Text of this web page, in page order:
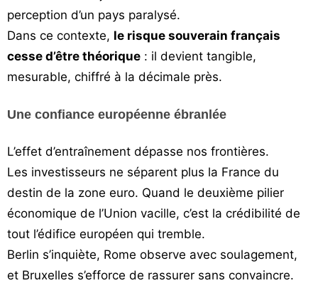
perception d’un pays paralysé.
Dans ce contexte, le risque souverain français
cesse d’être théorique : il devient tangible,
mesurable, chiffré à la décimale près.
Une confiance européenne ébranlée
L’effet d’entraînement dépasse nos frontières.
Les investisseurs ne séparent plus la France du
destin de la zone euro. Quand le deuxième pilier
économique de l’Union vacille, c’est la crédibilité de
tout l’édifice européen qui tremble.
Berlin s’inquiète, Rome observe avec soulagement,
et Bruxelles s’efforce de rassurer sans convaincre.